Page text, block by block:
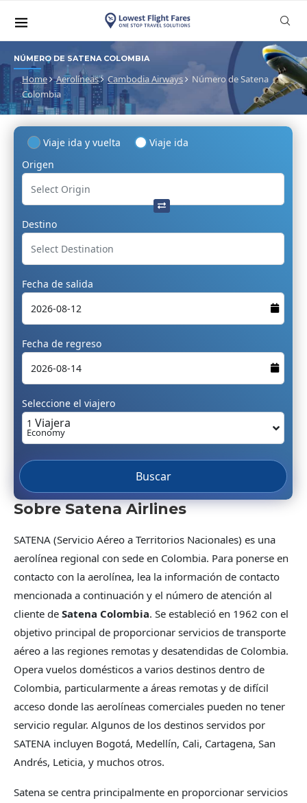
NÚMERO DE SATENA COLOMBIA
Home Aerolíneas Cambodia Airways
Número de Satena
Colombia
Viaje ida y vuelta
Viaje ida
Origen
Destino
Fecha de salida
Fecha de regreso
Seleccione el viajero
1 Viajera
Economy
Buscar
Sobre Satena Airlines
SATENA (Servicio Aéreo a Territorios Nacionales) es una
aerolínea regional con sede en Colombia. Para ponerse en
contacto con la aerolínea, lea la información de contacto
mencionada a continuación y el número de atención al
cliente de Satena Colombia. Se estableció en 1962 con el
objetivo principal de proporcionar servicios de transporte
aéreo a las regiones remotas y desatendidas de Colombia.
Opera vuelos domésticos a varios destinos dentro de
Colombia, particularmente a áreas remotas y de difícil
acceso donde las aerolíneas comerciales pueden no tener
servicio regular. Algunos de los destinos servidos por
SATENA incluyen Bogotá, Medellín, Cali, Cartagena, San
Andrés, Leticia, y muchos otros.
Satena se centra principalmente en proporcionar servicios